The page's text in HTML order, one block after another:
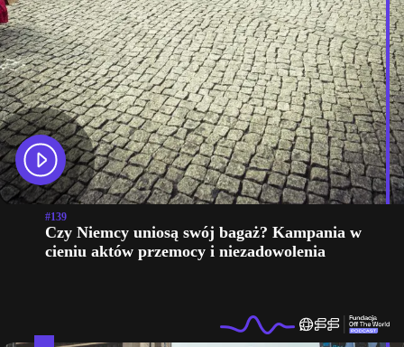
#139
Czy Niemcy uniosą swój bagaż? Kampania w
cieniu aktów przemocy i niezadowolenia